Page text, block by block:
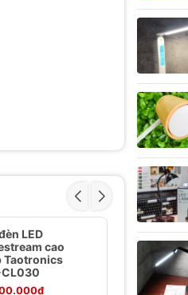
trọng cho mọi
LED
cao
Taotronics